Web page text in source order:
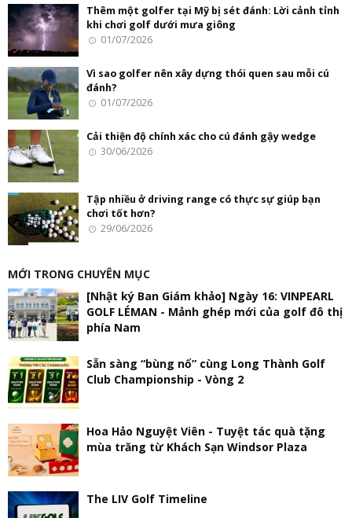
Thêm một golfer tại Mỹ bị sét đánh: Lời cảnh tỉnh
khi chơi golf dưới mưa giông
01/07/2026
Vì sao golfer nên xây dựng thói quen sau mỗi cú
đánh?
01/07/2026
Cải thiện độ chính xác cho cú đánh gậy wedge
30/06/2026
Tập nhiều ở driving range có thực sự giúp bạn
chơi tốt hơn?
29/06/2026
MỚI TRONG CHUYÊN MỤC
[Nhật ký Ban Giám khảo] Ngày 16: VINPEARL
GOLF LÉMAN - Mảnh ghép mới của golf đô thị
phía Nam
Sẵn sàng “bùng nổ” cùng Long Thành Golf
Club Championship - Vòng 2
Hoa Hảo Nguyệt Viên - Tuyệt tác quà tặng
mùa trăng từ Khách Sạn Windsor Plaza
The LIV Golf Timeline